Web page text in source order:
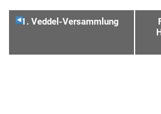
1. Veddel-Versammlung